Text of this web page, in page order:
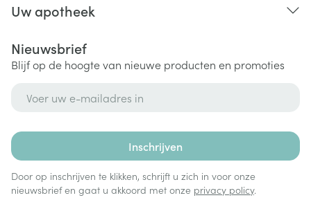
Uw apotheek
Nieuwsbrief
Blijf op de hoogte van nieuwe producten en promoties
Inschrijven
Door op inschrijven te klikken, schrijft u zich in voor onze
nieuwsbrief en gaat u akkoord met onze privacy policy.